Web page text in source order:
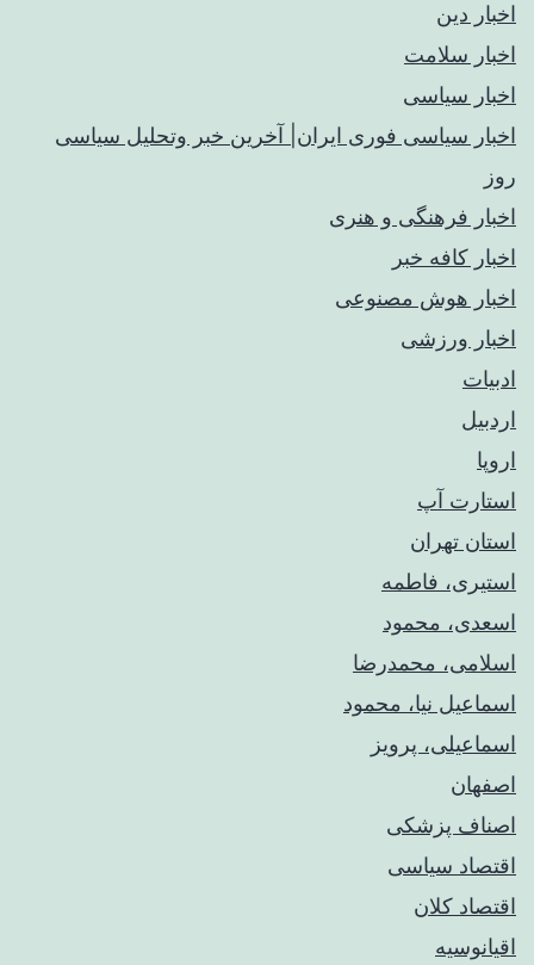
اخبار دین
اخبار سلامت
اخبار سیاسی
اخبار سیاسی فوری ایران| آخرین خبر وتحلیل سیاسی
روز
اخبار فرهنگی و هنری
اخبار کافه خبر
اخبار هوش مصنوعی
اخبار ورزشی
ادبیات
اردبیل
اروپا
استارت آپ
استان تهران
استیری، فاطمه
اسعدی، محمود
اسلامی، محمدرضا
اسماعیل نیا، محمود
اسماعیلی، پرویز
اصفهان
اصناف پزشکی
اقتصاد سیاسی
اقتصاد کلان
اقیانوسیه